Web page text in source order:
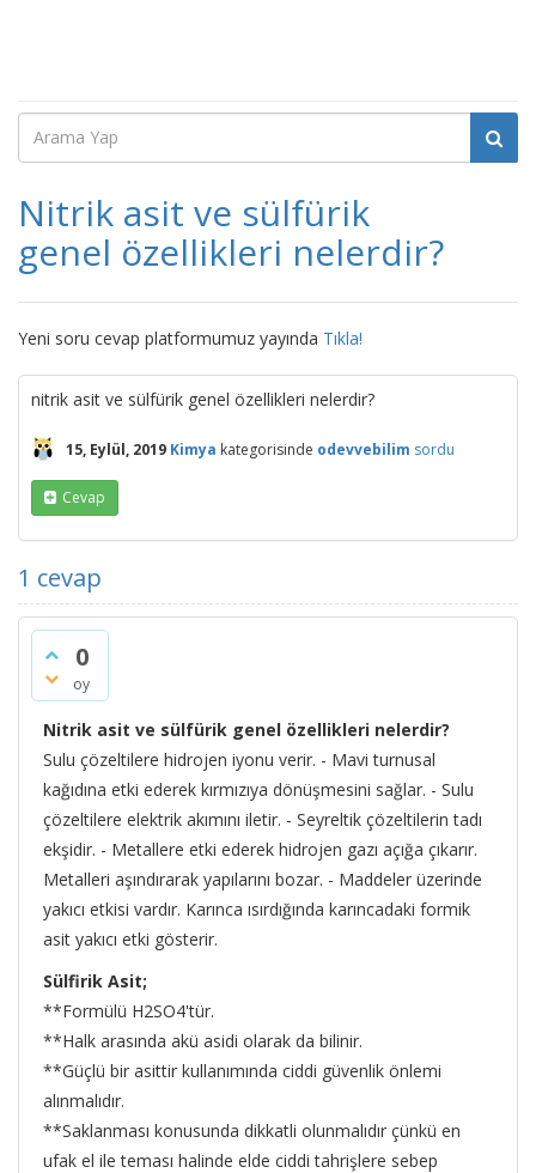
Nitrik asit ve sülfürik
genel özellikleri nelerdir?
Yeni soru cevap platformumuz yayında Tıkla!
nitrik asit ve sülfürik genel özellikleri nelerdir?
15, Eylül, 2019 Kimya kategorisinde odevvebilim sordu
Cevap
1 cevap
0
oy
Nitrik asit ve sülfürik genel özellikleri nelerdir?
Sulu çözeltilere hidrojen iyonu verir. - Mavi turnusal
kağıdına etki ederek kırmızıya dönüşmesini sağlar. - Sulu
çözeltilere elektrik akımını iletir. - Seyreltik çözeltilerin tadı
ekşidir. - Metallere etki ederek hidrojen gazı açığa çıkarır.
Metalleri aşındırarak yapılarını bozar. - Maddeler üzerinde
yakıcı etkisi vardır. Karınca ısırdığında karıncadaki formik
asit yakıcı etki gösterir.
Sülfirik Asit;
**Formülü H2SO4'tür.
**Halk arasında akü asidi olarak da bilinir.
**Güçlü bir asittir kullanımında ciddi güvenlik önlemi
alınmalıdır.
**Saklanması konusunda dikkatli olunmalıdır çünkü en
ufak el ile teması halinde elde ciddi tahrişlere sebep